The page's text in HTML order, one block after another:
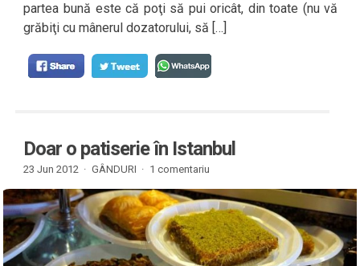
partea bună este că poţi să pui oricât, din toate (nu vă
grăbiţi cu mânerul dozatorului, să […]
Doar o patiserie în Istanbul
23 Jun 2012 · GÂNDURI · 1 comentariu